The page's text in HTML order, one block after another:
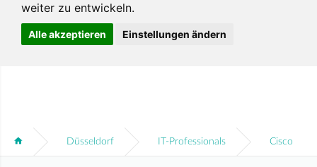
weiter zu entwickeln.
Alle akzeptieren Einstellungen ändern
Düsseldorf IT-Professionals Cisco